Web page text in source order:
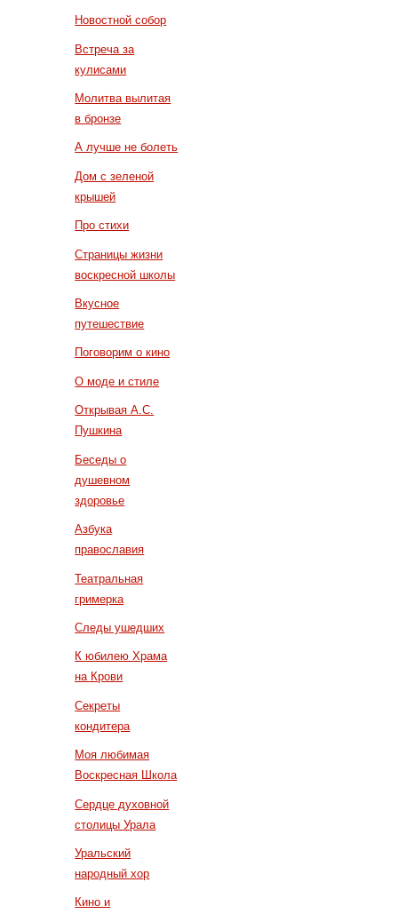
Новостной собор
Встреча за
кулисами
Молитва вылитая
в бронзе
А лучше не болеть
Дом с зеленой
крышей
Про стихи
Страницы жизни
воскресной школы
Вкусное
путешествие
Поговорим о кино
О моде и стиле
Открывая А.С.
Пушкина
Беседы о
душевном
здоровье
Азбука
православия
Театральная
гримерка
Следы ушедших
К юбилею Храма
на Крови
Секреты
кондитера
Моя любимая
Воскресная Школа
Сердце духовной
столицы Урала
Уральский
народный хор
Кино и